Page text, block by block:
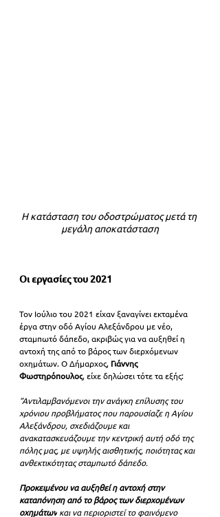
Η κατάσταση του οδοστρώματος μετά τη
μεγάλη αποκατάσταση
Οι εργασίες του 2021
Τον Ιούλιο του 2021 είχαν ξαναγίνει εκταμένα
έργα στην οδό Αγίου Αλεξάνδρου με νέο,
σταμπωτό δάπεδο, ακριβώς για να αυξηθεί η
αντοχή της από το βάρος των διερχόμενων
οχημάτων. Ο Δήμαρχος, Γιάννης
Φωστηρόπουλος, είχε δηλώσει τότε τα εξής:
“Αντιλαμβανόμενοι την ανάγκη επίλυσης του
χρόνιου προβλήματος που παρουσίαζε η Αγίου
Αλεξάνδρου, σχεδιάζουμε και
ανακατασκευάζουμε την κεντρική αυτή οδό της
πόλης μας, με υψηλής αισθητικής, ποιότητας και
ανθεκτικότητας σταμπωτό δάπεδο.
Προκειμένου να αυξηθεί η αντοχή στην
καταπόνηση από το βάρος των διερχομένων
οχημάτων και να περιοριστεί το φαινόμενο